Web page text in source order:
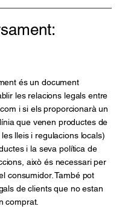
és un document
les relacions legals entre
i si els proporcionarà un
que venen productes de
lleis i regulacions locals)
i la seva política de
això és necessari per
consumidor. També pot
de clients que no estan
comprat.